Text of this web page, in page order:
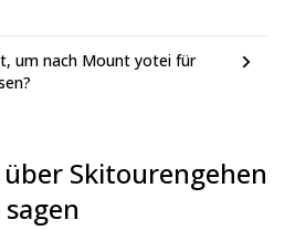
um nach Mount yotei für
Skitourengehen